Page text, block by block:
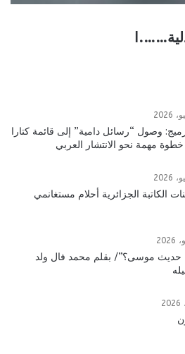
وصول “رسائل دامية” إلى قائمة كتارا
خطوة مهمة نحو الانتشار العربي
الكاتبة الجزائرية أحلام مستغانمي
حديث موسى؟”/ بقلم محمد فال ولد